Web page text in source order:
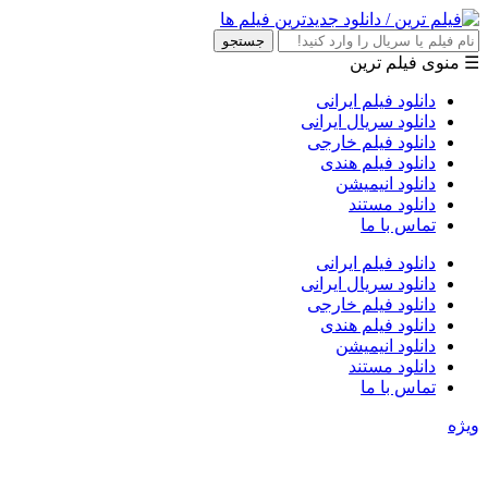
جستجو
☰ منوی فیلم ترین
دانلود فیلم ایرانی
دانلود سریال ایرانی
دانلود فیلم خارجی
دانلود فیلم هندی
دانلود انیمیشن
دانلود مستند
تماس با ما
دانلود فیلم ایرانی
دانلود سریال ایرانی
دانلود فیلم خارجی
دانلود فیلم هندی
دانلود انیمیشن
دانلود مستند
تماس با ما
ویژه